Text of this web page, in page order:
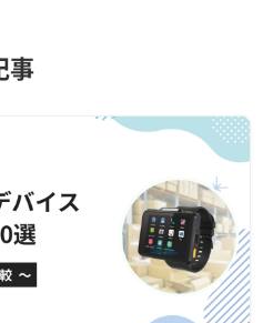
事